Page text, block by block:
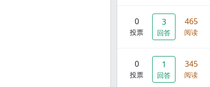
0
投票
3
回答
465
阅读
0
投票
1
回答
345
阅读